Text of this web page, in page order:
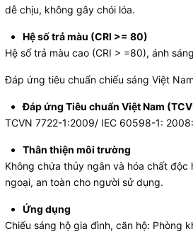
dễ chịu, không gây chói lóa.
Hệ số trả màu (CRI >= 80)
Hệ số trả màu cao (CRI > =80), ánh
Đáp ứng tiêu chuẩn chiếu sáng Việt
Đáp ứng Tiêu chuẩn Việt Nam
TCVN 7722-1:2009/ IEC 60598-1:
Thân thiện môi trường
Không chứa thủy ngân và hóa chất
ngoại, an toàn cho người sử dụng.
Ứng dụng
Chiếu sáng hộ gia đình, căn hộ: Phòng